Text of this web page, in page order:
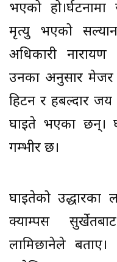
भएको
मृत्यु भएको
अधिकारी नारायण
उनका अनुसार मेजर
हिटन र हबल्दार
घाइते भएका छन्।
गम्भीर छ।
घाइतेको उद्धारका
क्याम्पस
लामिछानेले बताए।